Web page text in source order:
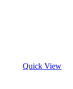
Quick View